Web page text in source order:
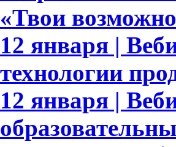
«Твои
12 января |
технологии
12 января |